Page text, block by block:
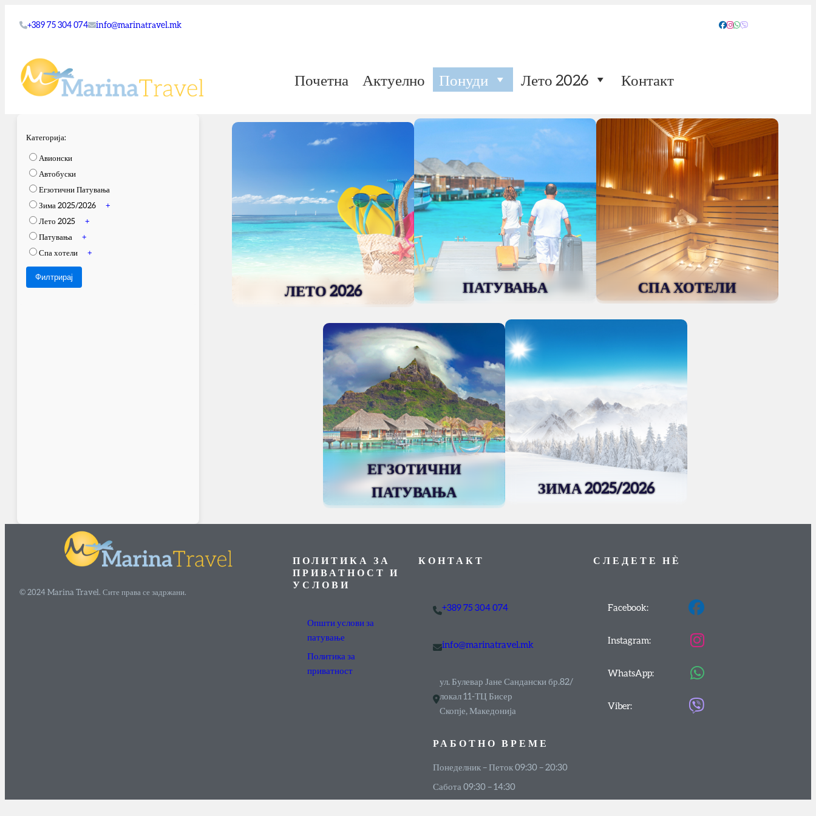
+389 75 304 074 info@marinatravel.mk
Почетна Актуелно Понуди Лето 2026 Контакт
Категорија:
Авионски
Автобуски
Егзотични Патувања
Зима 2025/2026
+
Лето 2025 +
Патувања +
Спа хотели +
Филтрирај
ЛЕТО 2026 ПАТУВАЊА СПА ХОТЕЛИ
ЕГЗОТИЧНИ
ПАТУВАЊА
ЗИМА 2025/2026
© 2024 Marina Travel. Сите права се задржани.
ПОЛИТИКА ЗА
ПРИВАТНОСТ И
УСЛОВИ
Општи услови за
патување
Политика за
приватност
КОНТАКТ
+389 75 304 074
info@marinatravel.mk
ул. Булевар Јане Сандански бр.82/
локал 11-ТЦ Бисер
Скопје, Македонија
РАБОТНО ВРЕМЕ
Понеделник – Петок 09:30 – 20:30
Сабота 09:30 – 14:30
СЛЕДЕТЕ НЀ
Facebook:
Instagram:
WhatsApp:
Viber: